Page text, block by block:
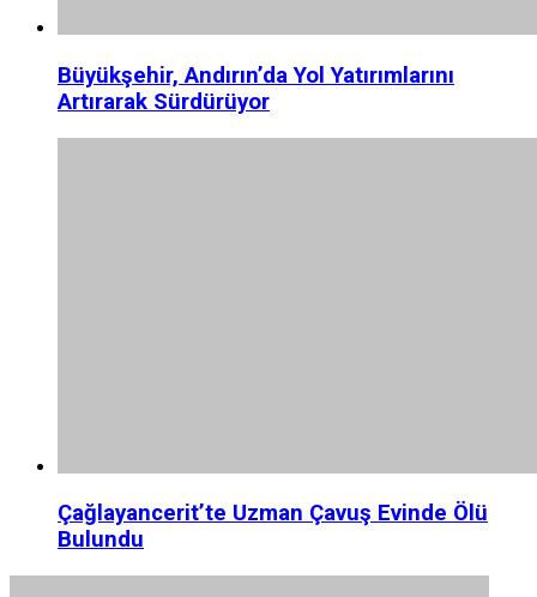
Büyükşehir, Andırın’da Yol Yatırımlarını
Artırarak Sürdürüyor
Çağlayancerit’te Uzman Çavuş Evinde Ölü
Bulundu